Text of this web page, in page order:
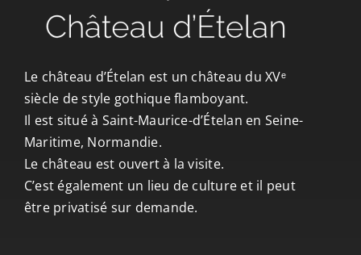
Le château d’Ételan est un château du XVᵉ
siècle de style gothique flamboyant.
Il est situé à Saint-Maurice-d’Ételan en Seine-
Maritime, Normandie.
Le château est ouvert à la visite.
C’est également un lieu de culture et il peut
être privatisé sur demande.